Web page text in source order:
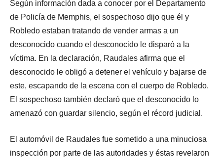
Según información dada a conocer por el Departamento
de Policía de Memphis, el sospechoso dijo que él y
Robledo estaban tratando de vender armas a un
desconocido cuando el desconocido le disparó a la
víctima. En la declaración, Raudales afirma que el
desconocido le obligó a detener el vehículo y bajarse de
este, escapando de la escena con el cuerpo de Robledo.
El sospechoso también declaró que el desconocido lo
amenazó con guardar silencio, según el récord judicial.
El automóvil de Raudales fue sometido a una minuciosa
inspección por parte de las autoridades y éstas revelaron